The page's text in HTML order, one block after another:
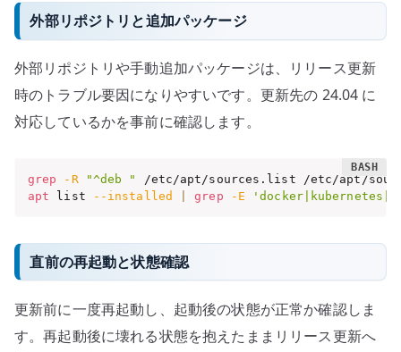
外部リポジトリと追加パッケージ
外部リポジトリや手動追加パッケージは、リリース更新
時のトラブル要因になりやすいです。更新先の 24.04 に
対応しているかを事前に確認します。
grep -R
"^deb "
apt list --installed grep -E
直前の再起動と状態確認
更新前に一度再起動し、起動後の状態が正常か確認しま
す。再起動後に壊れる状態を抱えたままリリース更新へ